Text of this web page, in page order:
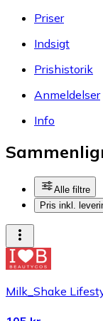
Priser
Indsigt
Prishistorik
Anmeldelser
Info
Alle filtre
Pris inkl.
Milk_Shake